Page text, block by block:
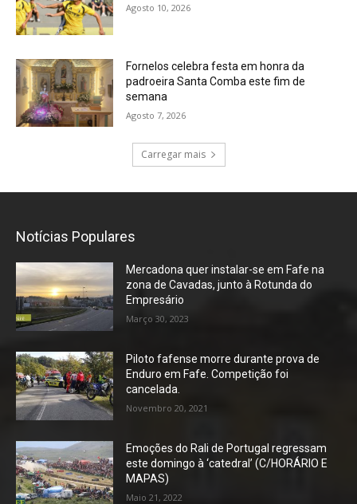
Agosto 10, 2026
Fornelos celebra festa em honra da
padroeira Santa Comba este fim de
semana
Agosto 7, 2026
Carregar mais
Notícias Populares
Mercadona quer instalar-se em Fafe na
zona de Cavadas, junto à Rotunda do
Empresário
Março 30, 2023
Piloto fafense morre durante prova de
Enduro em Fafe. Competição foi
cancelada.
Novembro 20, 2021
Emoções do Rali de Portugal regressam
este domingo à ‘catedral’ (C/HORÁRIO E
MAPAS)
Maio 21, 2022